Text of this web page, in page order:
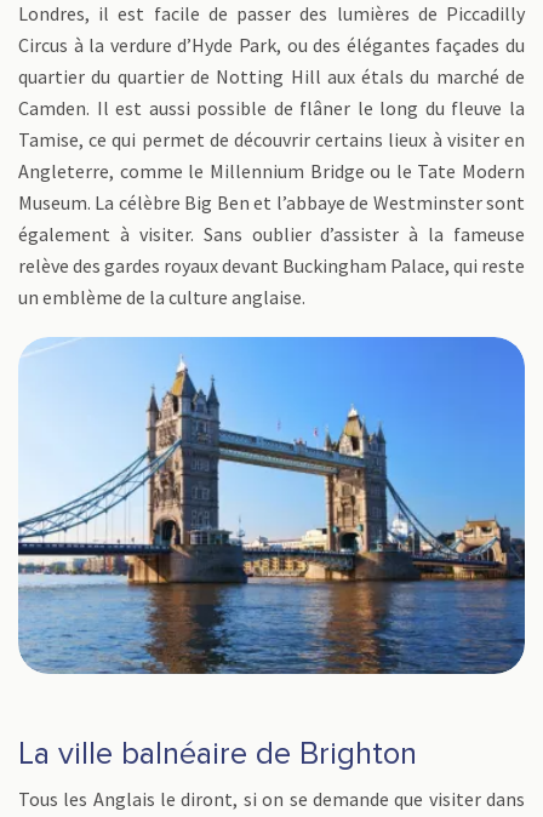
Londres, il est facile de passer des lumières de Piccadilly
Circus à la verdure d’Hyde Park, ou des élégantes façades du
quartier du quartier de Notting Hill aux étals du marché de
Camden. Il est aussi possible de flâner le long du fleuve la
Tamise, ce qui permet de découvrir certains lieux à visiter en
Angleterre, comme le Millennium Bridge ou le Tate Modern
Museum. La célèbre Big Ben et l’abbaye de Westminster sont
également à visiter. Sans oublier d’assister à la fameuse
relève des gardes royaux devant Buckingham Palace, qui reste
un emblème de la culture anglaise.
La ville balnéaire de Brighton
Tous les Anglais le diront, si on se demande que visiter dans